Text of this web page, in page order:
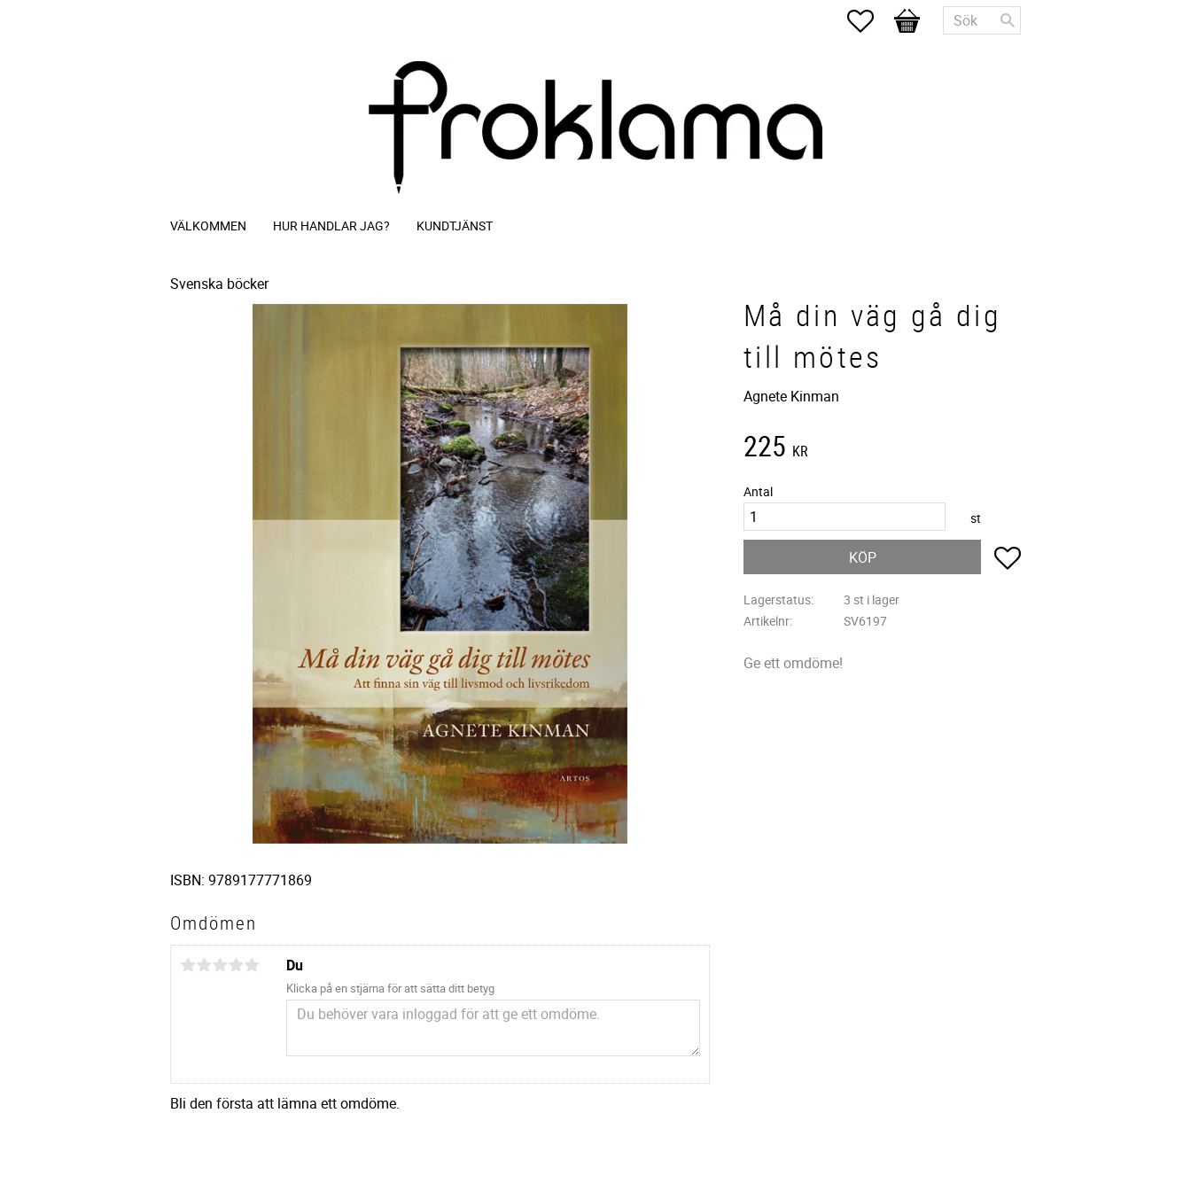
Favoriter
Kundvagn
VÄLKOMMEN HUR HANDLAR JAG? KUNDTJÄNST
Svenska böcker
Må din väg gå dig
till mötes
Agnete Kinman
225 KR
Antal
st
KÖP Lägg till i favoriter
Lagerstatus
3 st i lager
Artikelnr
SV6197
Ge ett omdöme!
ISBN: 9789177771869
Omdömen
Du
Klicka på en stjärna för att sätta ditt betyg
Bli den första att lämna ett omdöme.